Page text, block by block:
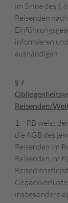
im Sinne des §
Reisenden
informieren
aushändigen.
§ 7
Reisenden/
1. RB weist
die AGB des
Reisenden im
Reisenden im
insbesondere